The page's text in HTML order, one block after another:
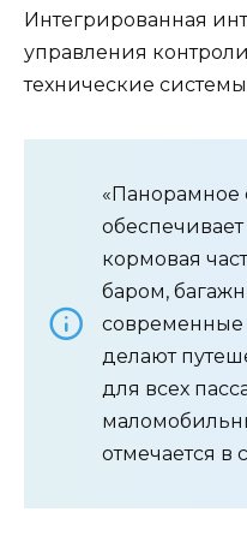
Интегрированная
управления
технические
«Панорамное
кормовая
баром,
современные
делают
для всех
отмечается в